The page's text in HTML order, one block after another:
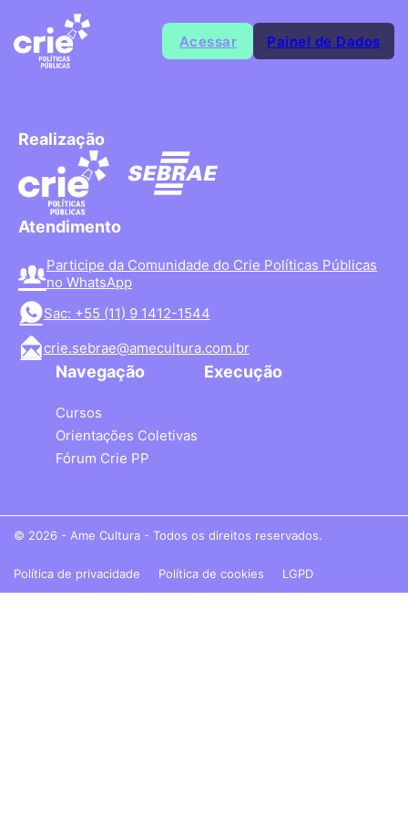
Acessar Painel de Dados
Realização
Atendimento
Participe da Comunidade do Crie Políticas Públicas
no WhatsApp
Sac: +55 (11) 9 1412-1544
crie.sebrae@amecultura.com.br
Navegação
Cursos
Orientações Coletivas
Fórum Crie PP
Execução
© 2026 - Ame Cultura - Todos os direitos reservados.
Política de privacidade Política de cookies LGPD